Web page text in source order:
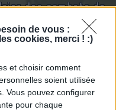
de vous :
cookies, merci ! :)
et choisir comment
soient utilisée
Vous pouvez configurer
pour chaque
des combats de
la TV en France